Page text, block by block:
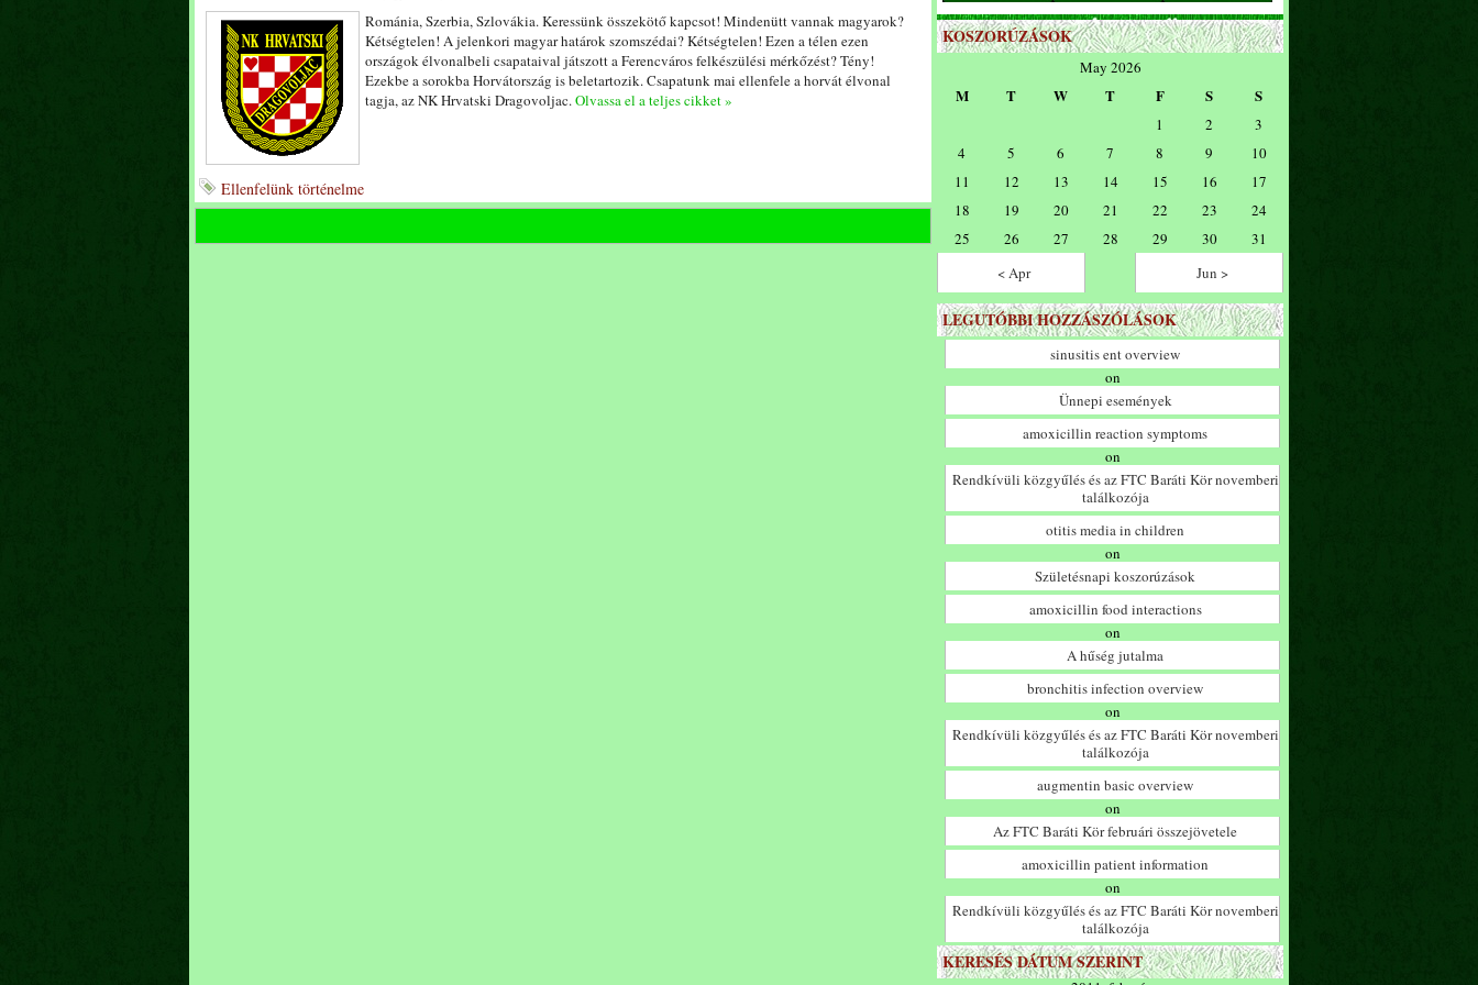
Románia, Szerbia, Szlovákia. Keressünk összekötő kapcsot! Mindenütt vannak magyarok?
Kétségtelen! A jelenkori magyar határok szomszédai? Kétségtelen! Ezen a télen ezen
országok élvonalbeli csapataival játszott a Ferencváros felkészülési mérkőzést? Tény!
Ezekbe a sorokba Horvátország is beletartozik. Csapatunk mai ellenfele a horvát élvonal
tagja, az NK Hrvatski Dragovoljac.Olvassa el a teljes cikket »
Ellenfelünk történelme
KOSZORÚZÁSOK
May 2026
M T W T F S S
1 2
3
4
5 6 7 8 9
10
11
12 13 14 15 16
17
18
19 20 21 22 23
24
25
26 27 28 29 30
31
< Apr
Jun >
LEGUTÓBBI HOZZÁSZÓLÁSOK
sinusitis ent overview
on
Ünnepi események
amoxicillin reaction symptoms
on
Rendkívüli közgyűlés és az FTC Baráti Kör novemberi
találkozója
otitis media in children
on
Születésnapi koszorúzások
amoxicillin food interactions
on
A hűség jutalma
bronchitis infection overview
on
Rendkívüli közgyűlés és az FTC Baráti Kör novemberi
találkozója
augmentin basic overview
on
Az FTC Baráti Kör februári összejövetele
amoxicillin patient information
on
Rendkívüli közgyűlés és az FTC Baráti Kör novemberi
találkozója
KERESÉS DÁTUM SZERINT